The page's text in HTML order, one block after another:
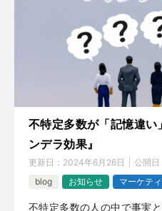
不特定多数が「記憶違い
ンデラ効果』
更新日： 2024年6月26日 公開日
blog
お知らせ マーケテ
不特定多数の人の中で事実